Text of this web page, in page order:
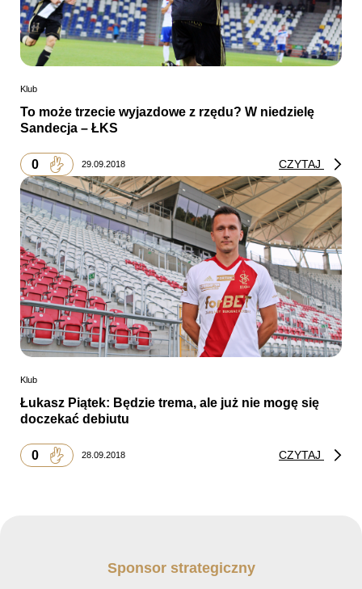
Klub
To może trzecie wyjazdowe z rzędu? W niedzielę
Sandecja – ŁKS
0 29.09.2018 CZYTAJ
Klub
Łukasz Piątek: Będzie trema, ale już nie mogę się
doczekać debiutu
0 28.09.2018 CZYTAJ
Sponsor strategiczny